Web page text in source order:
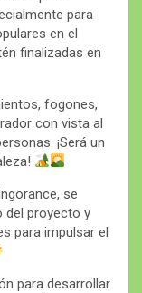
para
en el
finalizadas en
fogones,
con vista al
¡Será un
se
del proyecto y
para impulsar el
para desarrollar